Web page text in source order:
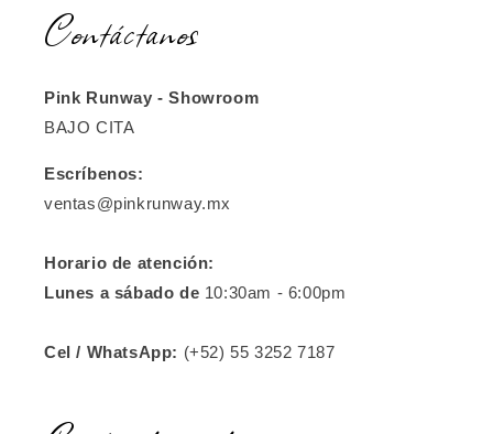
Contáctanos
Pink Runway - Showroom
BAJO CITA
Escríbenos:
ventas@pinkrunway.mx
Horario de atención:
Lunes a sábado de 10:30am - 6:00pm
Cel / WhatsApp: (+52) 55 3252 7187